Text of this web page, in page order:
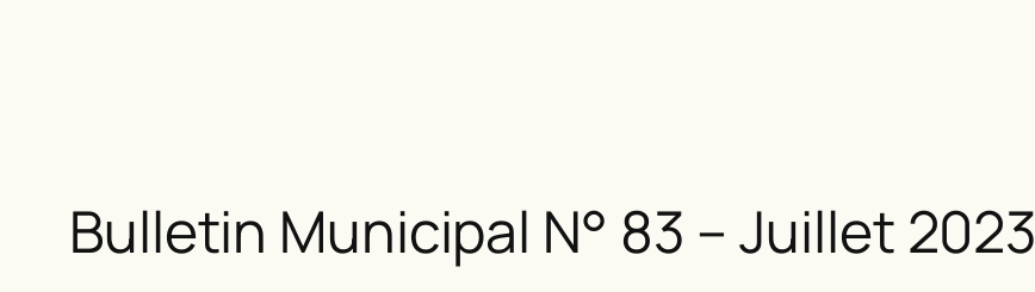
Bulletin Municipal N° 83 – Juillet 2023